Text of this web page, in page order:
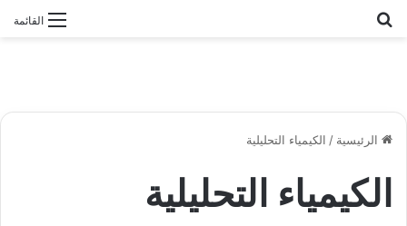
القائمة
الرئيسية / الكيمياء التحليلية
الكيمياء التحليلية